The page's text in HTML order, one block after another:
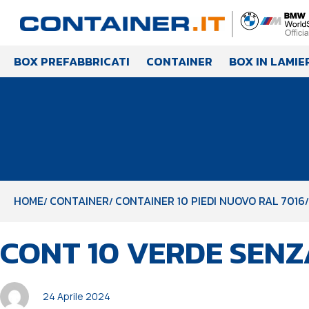
BOX PREFABBRICATI CONTAINER BOX IN
HOME CONTAINER CONTAINER 10 PIEDI NUOVO RAL 7016
IN:
CONT 10 VERDE
il:
24 Aprile 2024